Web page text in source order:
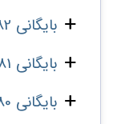
بایگانی 1382
بایگانی 1381
بایگانی 1380